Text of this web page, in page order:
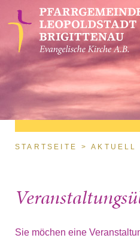
Direkt zum Inhalt
Sie sind hier
STARTSEITE AKTUELL
Sie möchen eine